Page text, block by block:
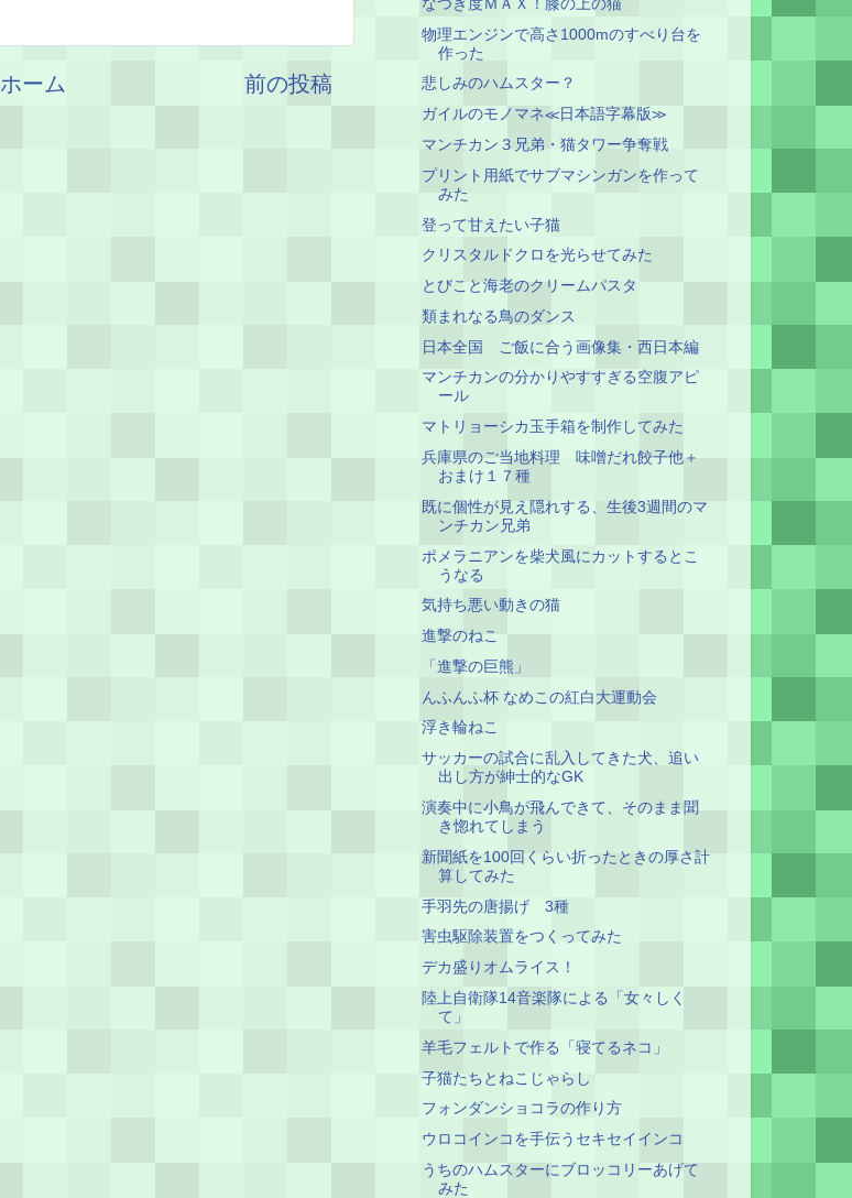
前の投稿
ホーム
物理エンジンで高さ1000mのすべり台を
作った
悲しみのハムスター？
ガイルのモノマネ≪日本語字幕版≫
マンチカン３兄弟・猫タワー争奪戦
プリント用紙でサブマシンガンを作って
みた
登って甘えたい子猫
クリスタルドクロを光らせてみた
とびこと海老のクリームパスタ
類まれなる鳥のダンス
日本全国 ご飯に合う画像集・西日本編
マンチカンの分かりやすすぎる空腹アピ
ール
マトリョーシカ玉手箱を制作してみた
兵庫県のご当地料理 味噌だれ餃子他＋
おまけ１７種
既に個性が見え隠れする、生後3週間のマ
ンチカン兄弟
ポメラニアンを柴犬風にカットするとこ
うなる
気持ち悪い動きの猫
進撃のねこ
「進撃の巨熊」
んふんふ杯 なめこの紅白大運動会
浮き輪ねこ
サッカーの試合に乱入してきた犬、追い
出し方が紳士的なGK
演奏中に小鳥が飛んできて、そのまま聞
き惚れてしまう
新聞紙を100回くらい折ったときの厚さ計
算してみた
手羽先の唐揚げ 3種
害虫駆除装置をつくってみた
デカ盛りオムライス！
陸上自衛隊14音楽隊による「女々しく
て」
羊毛フェルトで作る「寝てるネコ」
子猫たちとねこじゃらし
フォンダンショコラの作り方
ウロコインコを手伝うセキセイインコ
うちのハムスターにブロッコリーあげて
みた